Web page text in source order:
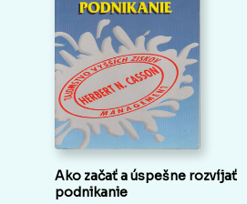
Ako začať a úspešne rozvíjať
podnikanie